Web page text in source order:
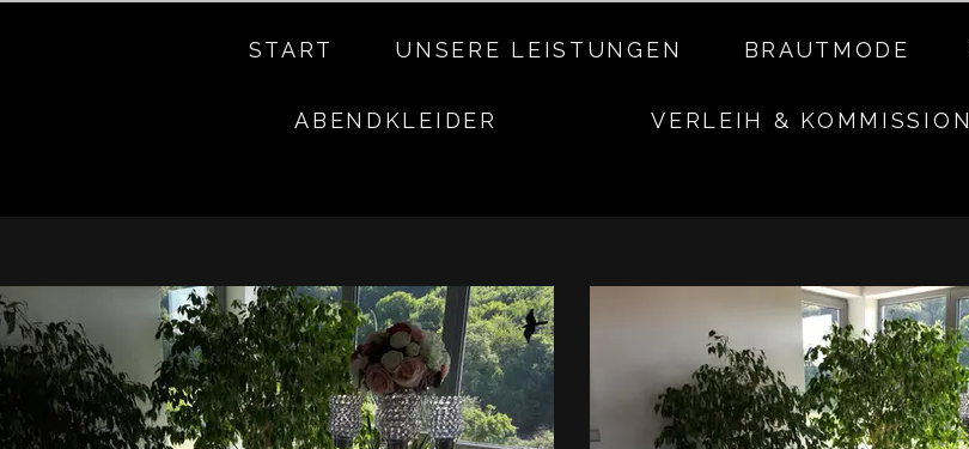
START UNSERE LEISTUNGEN BRAUTMODE
ABENDKLEIDER VERLEIH & KOMMISSION